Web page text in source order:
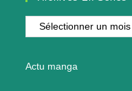
Archives
en
Actu manga